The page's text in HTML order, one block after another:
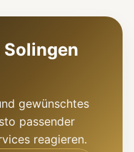
gewünschtes
passender
reagieren.